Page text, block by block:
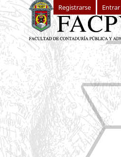
Registrarse Entrar